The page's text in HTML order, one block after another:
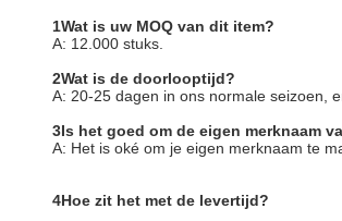
1Wat is uw MOQ van dit item?
A: 12.000 stuks.
2Wat is de doorlooptijd?
A: 20-25 dagen in ons normale seizoen,
3Is het goed om de eigen merknaam
A: Het is oké om je eigen merknaam te
4Hoe zit het met de levertijd?